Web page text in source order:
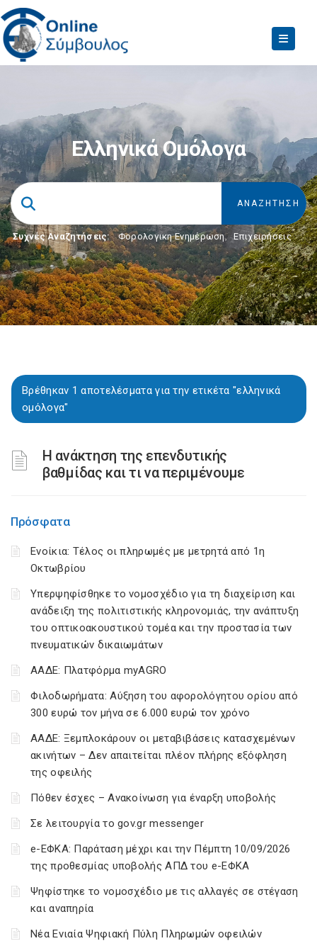
Ελληνικά Ομόλογα
Συχνές Αναζητήσεις: Φορολογικη Ενημέρωση, Επιχειρήσεις
Βρέθηκαν 1 αποτελέσματα για την ετικέτα "ελληνικά
ομόλογα"
Η ανάκτηση της επενδυτικής
βαθμίδας και τι να περιμένουμε
Πρόσφατα
Ενοίκια: Τέλος οι πληρωμές με μετρητά από 1η
Οκτωβρίου
Υπερψηφίσθηκε το νομοσχέδιο για τη διαχείριση και
ανάδειξη της πολιτιστικής κληρονομιάς, την ανάπτυξη
του οπτικοακουστικού τομέα και την προστασία των
πνευματικών δικαιωμάτων
ΑΑΔΕ: Πλατφόρμα myAGRO
Φιλοδωρήματα: Αύξηση του αφορολόγητου ορίου από
300 ευρώ τον μήνα σε 6.000 ευρώ τον χρόνο
ΑΑΔΕ: Ξεμπλοκάρουν οι μεταβιβάσεις κατασχεμένων
ακινήτων – Δεν απαιτείται πλέον πλήρης εξόφληση
της οφειλής
Πόθεν έσχες – Ανακοίνωση για έναρξη υποβολής
Σε λειτουργία το gov.gr messenger
e-ΕΦΚΑ: Παράταση μέχρι και την Πέμπτη 10/09/2026
της προθεσμίας υποβολής ΑΠΔ του e-ΕΦΚΑ
Ψηφίστηκε το νομοσχέδιο με τις αλλαγές σε στέγαση
και αναπηρία
Νέα Ενιαία Ψηφιακή Πύλη Πληρωμών οφειλών